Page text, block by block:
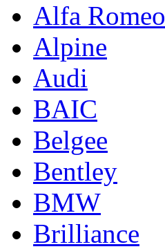
Alfa Romeo
Alpine
Audi
BAIC
Belgee
Bentley
BMW
Brilliance